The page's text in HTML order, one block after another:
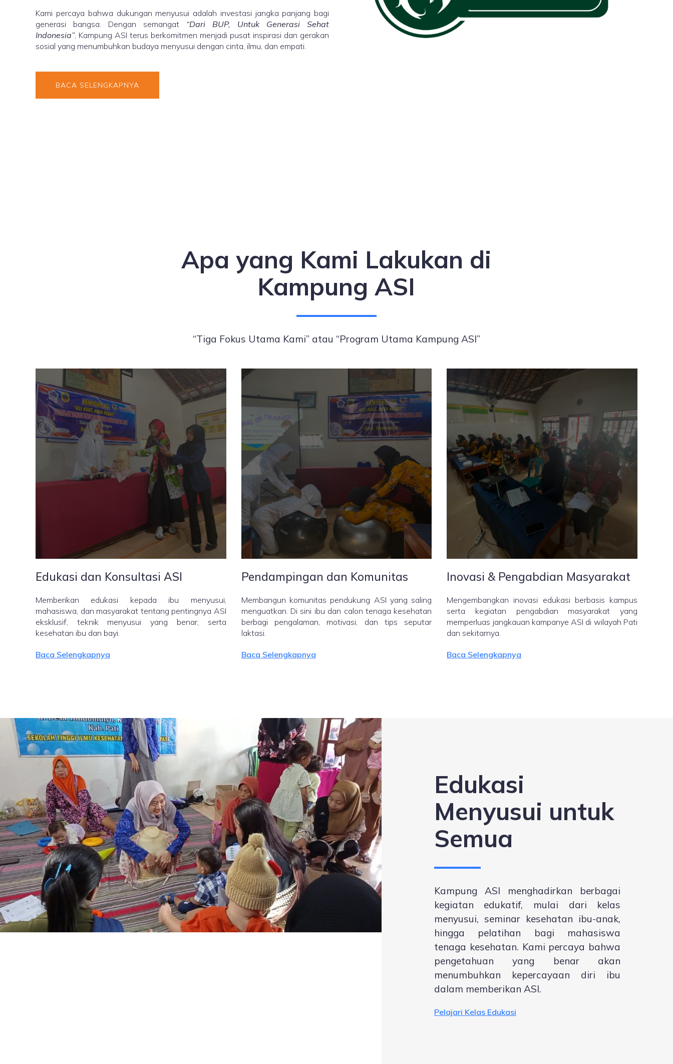
Kami percaya bahwa dukungan menyusui adalah investasi jangka panjang bagi
generasi bangsa. Dengan semangat “Dari BUP, Untuk Generasi Sehat
Indonesia”, Kampung ASI terus berkomitmen menjadi pusat inspirasi dan gerakan
sosial yang menumbuhkan budaya menyusui dengan cinta, ilmu, dan empati.
BACA SELENGKAPNYA
Apa yang Kami Lakukan di
Kampung ASI
“Tiga Fokus Utama Kami” atau “Program Utama Kampung ASI”
Edukasi dan Konsultasi ASI
Memberikan edukasi kepada ibu menyusui,
mahasiswa, dan masyarakat tentang pentingnya ASI
eksklusif, teknik menyusui yang benar, serta
kesehatan ibu dan bayi.
Baca Selengkapnya
Pendampingan dan Komunitas
Membangun komunitas pendukung ASI yang saling
menguatkan. Di sini ibu dan calon tenaga kesehatan
berbagi pengalaman, motivasi, dan tips seputar
laktasi.
Baca Selengkapnya
Inovasi & Pengabdian Masyarakat
Mengembangkan inovasi edukasi berbasis kampus
serta kegiatan pengabdian masyarakat yang
memperluas jangkauan kampanye ASI di wilayah Pati
dan sekitarnya.
Baca Selengkapnya
Edukasi
Menyusui untuk
Semua
Kampung ASI menghadirkan berbagai
kegiatan edukatif, mulai dari kelas
menyusui, seminar kesehatan ibu-anak,
hingga pelatihan bagi mahasiswa
tenaga kesehatan. Kami percaya bahwa
pengetahuan yang benar akan
menumbuhkan kepercayaan diri ibu
dalam memberikan ASI.
Pelajari Kelas Edukasi